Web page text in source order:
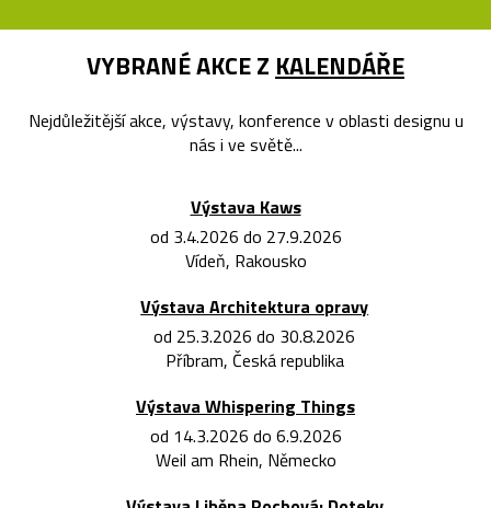
VYBRANÉ AKCE Z KALENDÁŘE
Nejdůležitější akce, výstavy, konference v oblasti designu u
nás i ve světě...
Výstava Kaws
od 3.4.2026 do 27.9.2026
Vídeň, Rakousko
Výstava Architektura opravy
od 25.3.2026 do 30.8.2026
Příbram, Česká republika
Výstava Whispering Things
od 14.3.2026 do 6.9.2026
Weil am Rhein, Německo